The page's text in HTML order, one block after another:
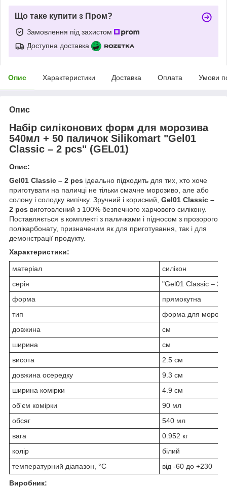
Що таке купити з Пром?
Замовлення під захистом
Доступна доставка
Опис Характеристики Доставка Оплата Умови
Опис
Набір силіконових форм для морозива
540мл + 50 паличок Silikomart "Gel01
Classic – 2 pcs" (GEL01)
Опис:
Gel01 Classic – 2 pcs ідеально підходить для тих, хто хоче
приготувати на паличці не тільки смачне морозиво, але або
солону і солодку випічку. Зручний і корисний, Gel01 Classic –
2 pcs виготовлений з 100% безпечного харчового силікону.
Поставляється в комплекті з паличками і підносом з прозорого
полікарбонату, призначеним як для приготування, так і для
демонстрації продукту.
Характеристики:
матеріал
силікон
серія
"Gel01 Classic – 2
форма
прямокутна
тип
форма для
довжина
см
ширина
см
висота
2.5 см
довжина осередку
9.3 см
ширина комірки
4.9 см
об'єм комірки
90 мл
обсяг
540 мл
вага
0.952 кг
колір
білий
температурний діапазон, °С
від -60 до +230
Виробник: